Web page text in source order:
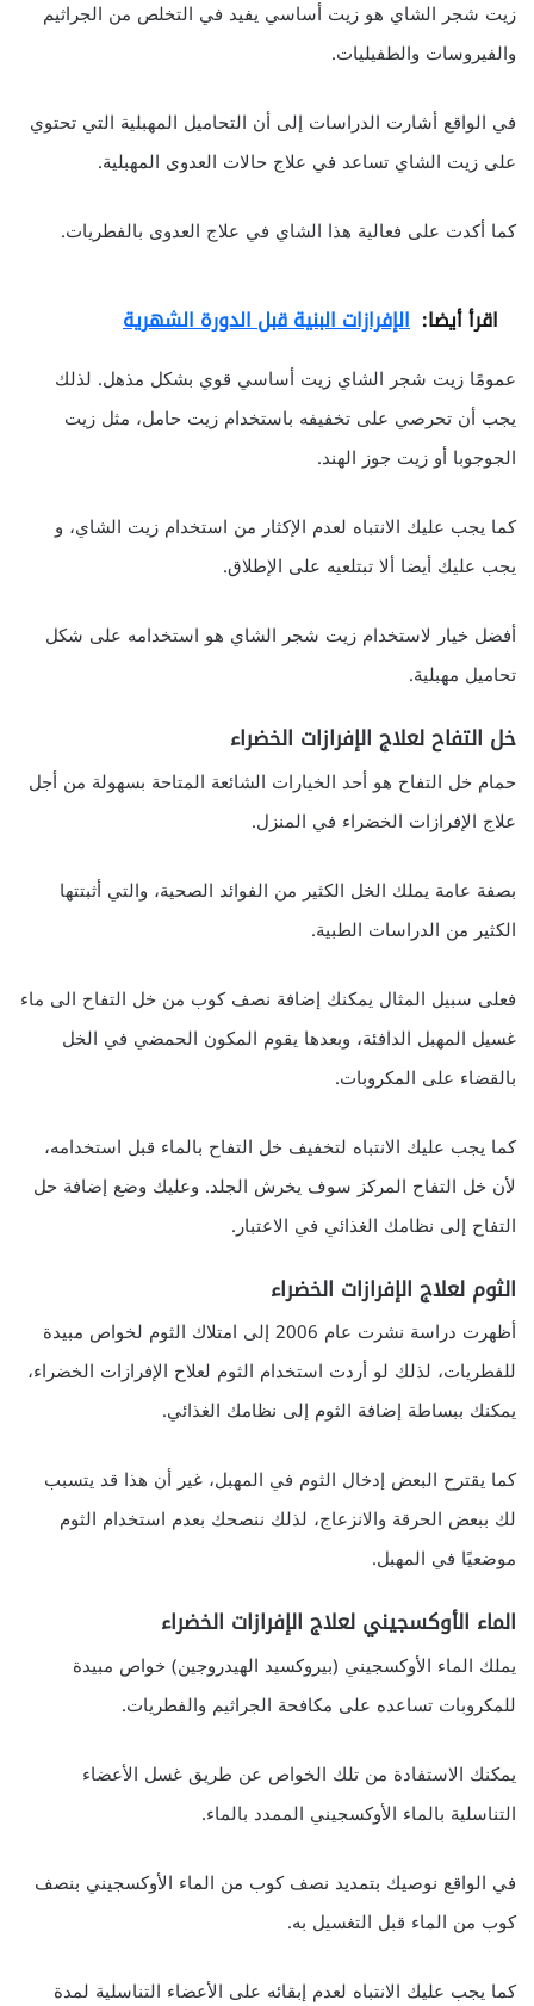
زيت شجر الشاي هو زيت أساسي يفيد في التخلص من الجراثيم
والفيروسات والطفيليات.
في الواقع أشارت الدراسات إلى أن التحاميل المهبلية التي تحتوي
على زيت الشاي تساعد في علاج حالات العدوى المهبلية.
كما أكدت على فعالية هذا الشاي في علاج العدوى بالفطريات.
اقرأ أيضا: الإفرازات البنية قبل الدورة الشهرية
عمومًا زيت شجر الشاي زيت أساسي قوي بشكل مذهل. لذلك
يجب أن تحرصي على تخفيفه باستخدام زيت حامل، مثل زيت
الجوجوبا أو زيت جوز الهند.
كما يجب عليك الانتباه لعدم الإكثار من استخدام زيت الشاي، و
يجب عليك أيضا ألا تبتلعيه على الإطلاق.
أفضل خيار لاستخدام زيت شجر الشاي هو استخدامه على شكل
تحاميل مهبلية.
خل التفاح لعلاج الإفرازات الخضراء
حمام خل التفاح هو أحد الخيارات الشائعة المتاحة بسهولة من أجل
علاج الإفرازات الخضراء في المنزل.
بصفة عامة يملك الخل الكثير من الفوائد الصحية، والتي أثبتتها
الكثير من الدراسات الطبية.
فعلى سبيل المثال يمكنك إضافة نصف كوب من خل التفاح الى ماء
غسيل المهبل الدافئة، وبعدها يقوم المكون الحمضي في الخل
بالقضاء على المكروبات.
كما يجب عليك الانتباه لتخفيف خل التفاح بالماء قبل استخدامه،
لأن خل التفاح المركز سوف يخرش الجلد. وعليك وضع إضافة حل
التفاح إلى نظامك الغذائي في الاعتبار.
الثوم لعلاج الإفرازات الخضراء
أظهرت دراسة نشرت عام 2006 إلى امتلاك الثوم لخواص مبيدة
للفطريات، لذلك لو أردت استخدام الثوم لعلاح الإفرازات الخضراء،
يمكنك ببساطة إضافة الثوم إلى نظامك الغذائي.
كما يقترح البعض إدخال الثوم في المهبل، غير أن هذا قد يتسبب
لك ببعض الحرقة والانزعاج، لذلك ننصحك بعدم استخدام الثوم
موضعيًا في المهبل.
الماء الأوكسجيني لعلاج الإفرازات الخضراء
يملك الماء الأوكسجيني (بيروكسيد الهيدروجين) خواص مبيدة
للمكروبات تساعده على مكافحة الجراثيم والفطريات.
يمكنك الاستفادة من تلك الخواص عن طريق غسل الأعضاء
التناسلية بالماء الأوكسجيني الممدد بالماء.
في الواقع نوصيك بتمديد نصف كوب من الماء الأوكسجيني بنصف
كوب من الماء قبل التغسيل به.
كما يجب عليك الانتباه لعدم إبقائه على الأعضاء التناسلية لمدة